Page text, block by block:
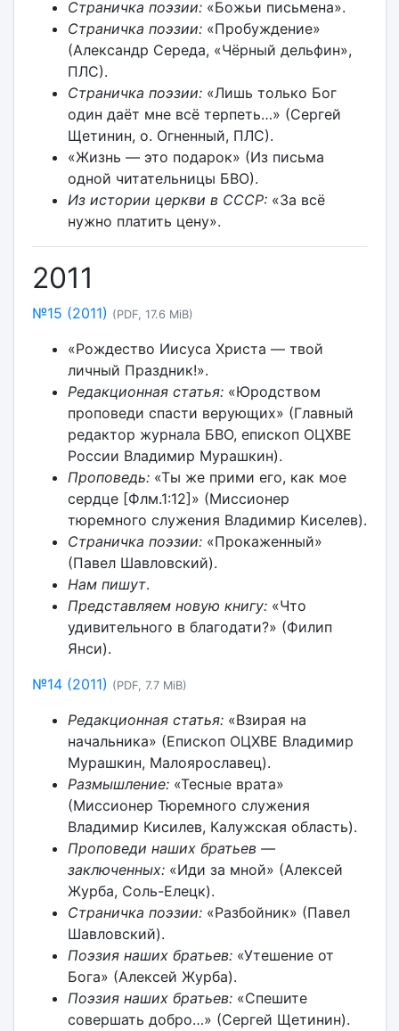
Страничка поэзии: «Божьи письмена».
Страничка поэзии: «Пробуждение»
(Александр Середа, «Чёрный дельфин»,
ПЛС).
Страничка поэзии: «Лишь только Бог
один даёт мне всё терпеть…» (Сергей
Щетинин, о. Огненный, ПЛС).
«Жизнь — это подарок» (Из письма
одной читательницы БВО).
Из истории церкви в СССР:«За всё
нужно платить цену».
2011
№15 (2011) (PDF, 17.6 MiB)
«Рождество Иисуса Христа — твой
личный Праздник!».
Редакционная статья:«Юродством
проповеди спасти верующих» (Главный
редактор журнала БВО, епископ ОЦХВЕ
России Владимир Мурашкин).
Проповедь:«Ты же прими его, как мое
сердце [Флм.1:12]» (Миссионер
тюремного служения Владимир Киселев).
Страничка поэзии:«Прокаженный»
(Павел Шавловский).
Нам пишут.
Представляем новую книгу:«Что
удивительного в благодати?» (Филип
Янси).
№14 (2011) (PDF, 7.7 MiB)
Редакционная статья:«Взирая на
начальника» (Епископ ОЦХВЕ Владимир
Мурашкин, Малоярославец).
Размышление:«Тесные врата»
(Миссионер Тюремного служения
Владимир Кисилев, Калужская область).
Проповеди наших братьев —
заключенных:«Иди за мной» (Алексей
Журба, Соль-Елецк).
Страничка поэзии:«Разбойник» (Павел
Шавловский).
Поэзия наших братьев:«Утешение от
Бога» (Алексей Журба).
Поэзия наших братьев:«Спешите
совершать добро…» (Сергей Щетинин).